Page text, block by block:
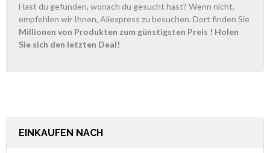
Hast du gefunden, wonach du gesucht hast? Wenn nicht,
empfehlen wir Ihnen, Aliexpress zu besuchen. Dort finden Sie
Millionen von Produkten zum günstigsten Preis ! Holen
Sie sich den letzten Deal!
EINKAUFEN NACH